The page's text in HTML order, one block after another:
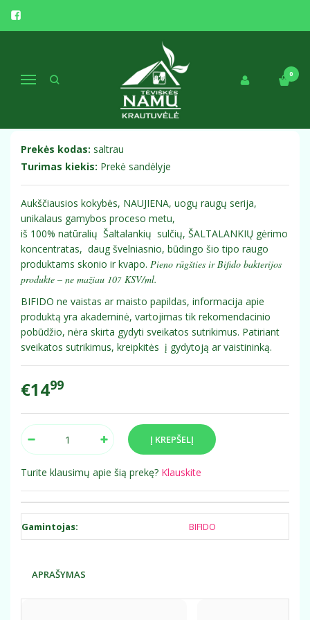
Navigacija
0
Pagrindinis
ŠALTALANKIŲ fermentuotas probiotinis gėrimo koncentratas 0,75L
ŠALTALANKIŲ FERMENTUOTAS
PROBIOTINIS GĖRIMO
KONCENTRATAS 0,75L
Prekės kodas: saltrau
Turimas kiekis: Prekė sandėlyje
Aukščiausios kokybės, NAUJIENA, uogų raugų serija,
unikalaus gamybos proceso metu,
iš 100% natūralių Šaltalankių sulčių, ŠALTALANKIŲ gėrimo
koncentratas, daug švelniasnio, būdingo šio tipo raugo
produktams skonio ir kvapo. Pieno rūgšties ir Bifido bakterijos
produkte – ne mažiau 107KSV/ml.
BIFIDO ne vaistas ar maisto papildas, informacija apie
produktą yra akademinė, vartojimas tik rekomendacinio
pobūdžio, nėra skirta gydyti sveikatos sutrikimus. Patiriant
sveikatos sutrikimus, kreipkitės į gydytoją ar vaistininką.
€1499
Turite klausimų apie šią prekę? Klauskite
Gamintojas: BIFIDO
APRAŠYMAS